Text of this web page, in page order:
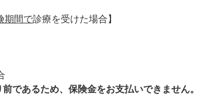
期間で診療を受けた場合】
であるため、保険金をお支払いできません。